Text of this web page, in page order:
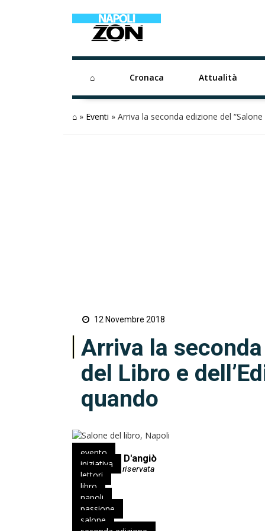
⌂ Cronaca Attualità
⌂ » Eventi » Arriva la seconda edizione del
12 Novembre 2018
Arriva la
del Libro e
quando
evento
iniziativa
lettori
libro
napoli
passione
salone
Francesca D'angiò